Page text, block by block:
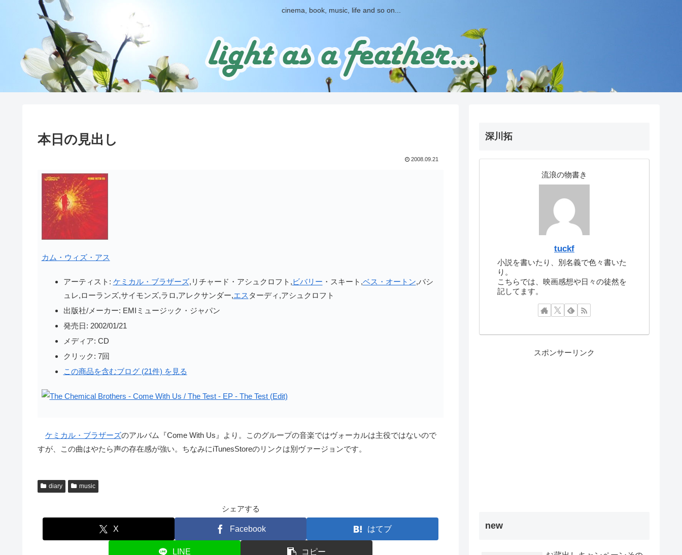
cinema, book, music, life and so on...
本日の見出し
2008.09.21
カム・ウィズ・アス
アーティスト: ケミカル・ブラザーズ,リチャード・アシュクロフト,ビバリー ・スキート,ベス・オートン,バシ
ュレ,ローランズ,サイモンズ,ラロ,アレクサンダー,エス ターディ,アシュクロフト
出版社/メーカー: EMIミュージック・ジャパン
発売日: 2002/01/21
メディア: CD
クリック: 7回
この商品を含むブログ (21件) を見る
ケミカル・ブラザーズのアルバム『Come With Us』より。このグループの音楽ではヴォーカルは主役ではないので
すが、この曲はやたら声の存在感が強い。ちなみにiTunesStoreのリンクは別ヴァージョンです。
diary music
シェアする
X Facebook はてブ
LINE コピー
深川拓
流浪の物書き
tuckf
小説を書いたり、別名義で色々書いた
り。
こちらでは、映画感想や日々の徒然を
記してます。
スポンサーリンク
new